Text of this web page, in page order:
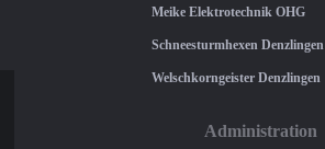
Meike Elektrotechnik OHG
Schneesturmhexen Denzlingen
Welschkorngeister Denzlingen
Administration